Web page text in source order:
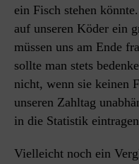
ein Fisch stehen
auf unseren Köder ein
müssen uns am Ende
sollte man stets
nicht, wenn sie keinen
unseren Zahltag
in die Statistik
Vielleicht noch ein